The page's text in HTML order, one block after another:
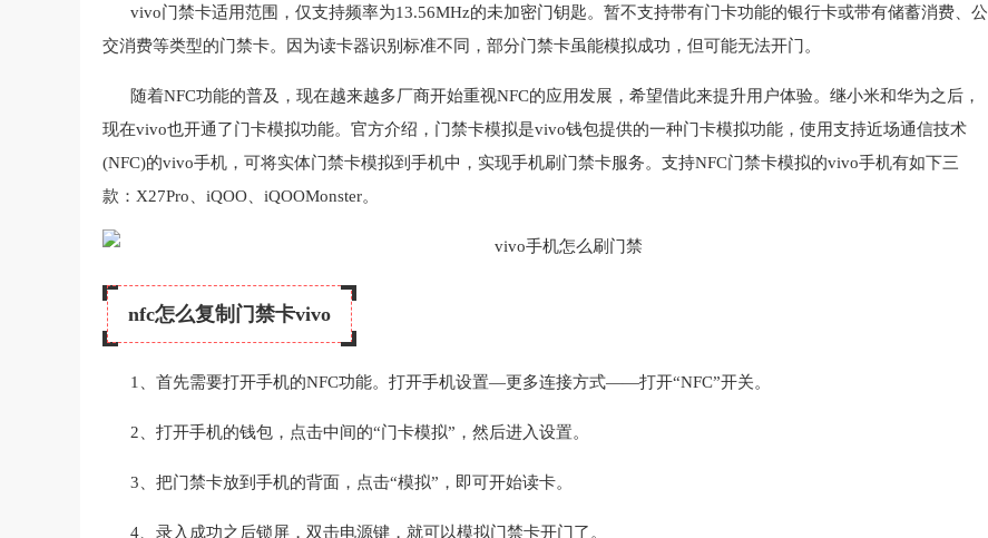
vivo门禁卡适用范围，仅支持频率为13.56MHz的未加密门钥匙。暂不支持带有门卡功能的银行卡或带有储蓄消费、公
交消费等类型的门禁卡。因为读卡器识别标准不同，部分门禁卡虽能模拟成功，但可能无法开门。
随着NFC功能的普及，现在越来越多厂商开始重视NFC的应用发展，希望借此来提升用户体验。继小米和华为之后，
现在vivo也开通了门卡模拟功能。官方介绍，门禁卡模拟是vivo钱包提供的一种门卡模拟功能，使用支持近场通信技术
(NFC)的vivo手机，可将实体门禁卡模拟到手机中，实现手机刷门禁卡服务。支持NFC门禁卡模拟的vivo手机有如下三
款：X27Pro、iQOO、iQOOMonster。
nfc怎么复制门禁卡vivo
1、首先需要打开手机的NFC功能。打开手机设置—更多连接方式——打开“NFC”开关。
2、打开手机的钱包，点击中间的“门卡模拟”，然后进入设置。
3、把门禁卡放到手机的背面，点击“模拟”，即可开始读卡。
4、录入成功之后锁屏，双击电源键，就可以模拟门禁卡开门了。